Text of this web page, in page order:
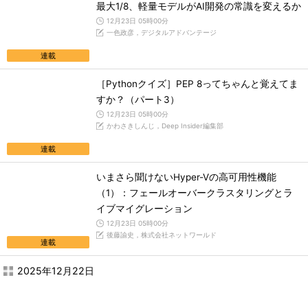
連載
最大1/8、軽量モデルがAI開発の常識を変えるか
12月23日 05時00分
一色政彦，デジタルアドバンテージ
連載
［Pythonクイズ］PEP 8ってちゃんと覚えてま
すか？（パート3）
12月23日 05時00分
かわさきしんじ，Deep Insider編集部
連載
いまさら聞けないHyper-Vの高可用性機能
（1）：フェールオーバークラスタリングとラ
イブマイグレーション
12月23日 05時00分
後藤諭史，株式会社ネットワールド
2025年12月22日